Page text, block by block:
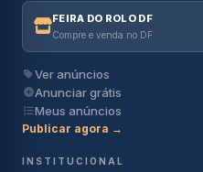
FEIRA DO ROLO DF
Compre e venda no DF
Ver anúncios
Anunciar grátis
Meus anúncios
Publicar agora →
INSTITUCIONAL